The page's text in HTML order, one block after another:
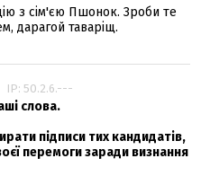
з сім'єю Пшонок. Зроби те
дарагой таваріщ.
IP: 50.2.6.---
слова.
підписи тих кандидатів,
перемоги заради визнання